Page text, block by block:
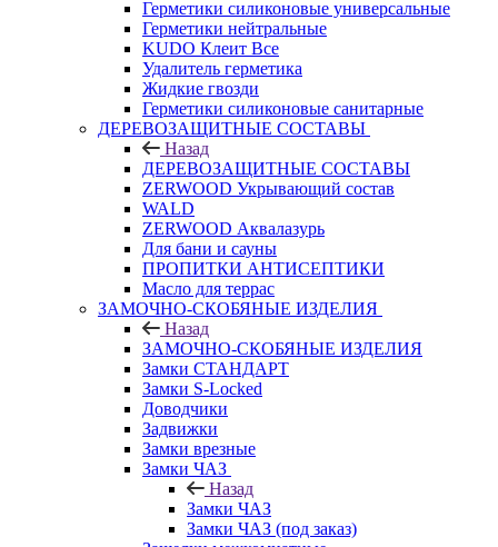
Герметики силиконовые универсальные
Герметики нейтральные
KUDO Клеит Все
Удалитель герметика
Жидкие гвозди
Герметики силиконовые санитарные
ДЕРЕВОЗАЩИТНЫЕ СОСТАВЫ
Назад
ДЕРЕВОЗАЩИТНЫЕ СОСТАВЫ
ZERWOOD Укрывающий состав
WALD
ZERWOOD Аквалазурь
Для бани и сауны
ПРОПИТКИ АНТИСЕПТИКИ
Масло для террас
ЗАМОЧНО-СКОБЯНЫЕ ИЗДЕЛИЯ
Назад
ЗАМОЧНО-СКОБЯНЫЕ ИЗДЕЛИЯ
Замки СТАНДАРТ
Замки S-Locked
Доводчики
Задвижки
Замки врезные
Замки ЧАЗ
Назад
Замки ЧАЗ
Замки ЧАЗ (под заказ)